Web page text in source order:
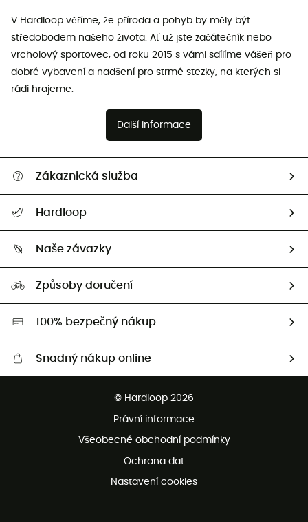
V Hardloop věříme, že příroda a pohyb by měly být
středobodem našeho života. Ať už jste začátečník nebo
vrcholový sportovec, od roku 2015 s vámi sdílíme vášeň pro
dobré vybavení a nadšení pro strmé stezky, na kterých si
rádi hrajeme.
Další informace
Zákaznická služba
Vrácení zboží a peněz
Hardloop
Naši Ambasadoři
Naše závazky
HardGreen
Způsoby doručení
100% bezpečný nákup
Snadný nákup online
Bezplatná zákaznická služba
© Hardloop 2026
Právní informace
Všeobecné obchodní podmínky
Ochrana dat
Nastavení cookies